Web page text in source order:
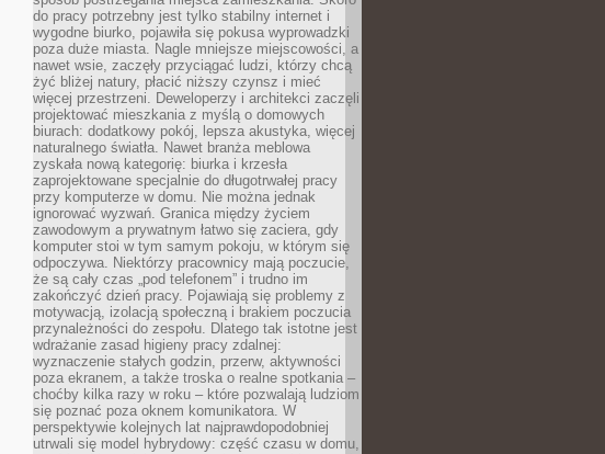
do pracy potrzebny jest tylko stabilny internet i
wygodne biurko, pojawiła się pokusa wyprowadzki
poza duże miasta. Nagle mniejsze miejscowości, a
nawet wsie, zaczęły przyciągać ludzi, którzy chcą
żyć bliżej natury, płacić niższy czynsz i mieć
więcej przestrzeni. Deweloperzy i architekci zaczęli
projektować mieszkania z myślą o domowych
biurach: dodatkowy pokój, lepsza akustyka, więcej
naturalnego światła. Nawet branża meblowa
zyskała nową kategorię: biurka i krzesła
zaprojektowane specjalnie do długotrwałej pracy
przy komputerze w domu. Nie można jednak
ignorować wyzwań. Granica między życiem
zawodowym a prywatnym łatwo się zaciera, gdy
komputer stoi w tym samym pokoju, w którym się
odpoczywa. Niektórzy pracownicy mają poczucie,
że są cały czas „pod telefonem” i trudno im
zakończyć dzień pracy. Pojawiają się problemy z
motywacją, izolacją społeczną i brakiem poczucia
przynależności do zespołu. Dlatego tak istotne jest
wdrażanie zasad higieny pracy zdalnej:
wyznaczenie stałych godzin, przerw, aktywności
poza ekranem, a także troska o realne spotkania –
choćby kilka razy w roku – które pozwalają ludziom
się poznać poza oknem komunikatora. W
perspektywie kolejnych lat najprawdopodobniej
utrwali się model hybrydowy: część czasu w domu,